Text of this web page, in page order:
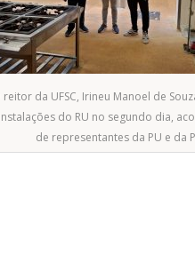
reitor da UFSC, Irineu Manoel de
instalações do RU no segundo dia,
de representantes da PU e da